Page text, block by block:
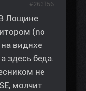
Лощине
(no
видяхе.
здесь беда.
не
молчит
#263156